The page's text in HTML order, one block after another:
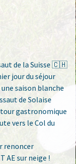
de la Suisse 🇨🇭
jour du séjour
une saison blanche
de Solaise
gastronomique
vers le Col du
renoncer
AE sur neige !